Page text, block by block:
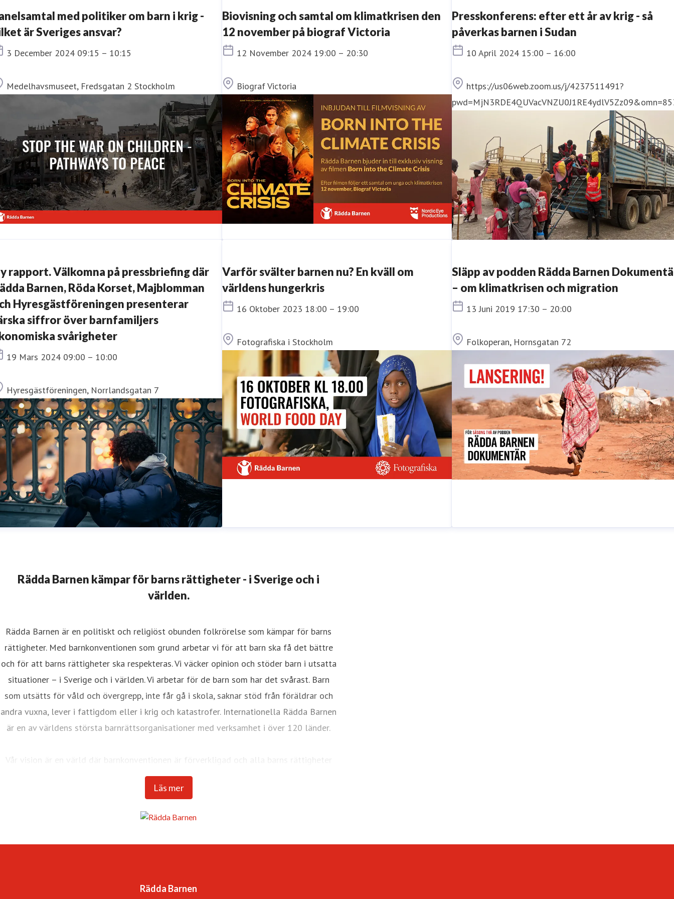
med politiker om barn i krig -
är Sveriges ansvar?
Tid
3 December 2024 09:15 – 10:15
Plats
Medelhavsmuseet, Fredsgatan 2 Stockholm
Biovisning och samtal om klimatkrisen den
12 november på biograf Victoria
Tid
12 November 2024 19:00 – 20:30
Plats
Biograf Victoria
Presskonferens: efter ett år av krig - så
påverkas barnen i Sudan
Tid
10 April 2024 15:00 – 16:00
Plats
https://us06web.zoom.us/j/4237511491?
rapport. Välkomna på pressbriefing där
Barnen, Röda Korset, Majblomman
Hyresgästföreningen presenterar
siffror över barnfamiljers
svårigheter
Tid
19 Mars 2024 09:00 – 10:00
Plats
Hyresgästföreningen, Norrlandsgatan 7
Varför svälter barnen nu? En kväll om
världens hungerkris
Tid
16 Oktober 2023 18:00 – 19:00
Plats
Fotografiska i Stockholm
Släpp av podden Rädda Barnen
– om klimatkrisen och migration
Tid
13 Juni 2019 17:30 – 20:00
Plats
Folkoperan, Hornsgatan 72
Rädda Barnen kämpar för barns rättigheter - i Sverige och i
världen.
Läs mer
Rädda Barnen är en politiskt och religiöst obunden folkrörelse som kämpar för barns
rättigheter. Med barnkonventionen som grund arbetar vi för att barn ska få det bättre
och för att barns rättigheter ska respekteras. Vi väcker opinion och stöder barn i utsatta
situationer – i Sverige och i världen. Vi arbetar för de barn som har det svårast. Barn
som utsätts för våld och övergrepp, inte får gå i skola, saknar stöd från föräldrar och
andra vuxna, lever i fattigdom eller i krig och katastrofer. Internationella Rädda Barnen
är en av världens största barnrättsorganisationer med verksamhet i över 120 länder.
Vår vision är en värld där barnkonventionen är förverkligad och alla barns rättigheter
tillgodosedda. Det är en värld
-som lyssnar till – och lär av – barn
Rädda Barnen